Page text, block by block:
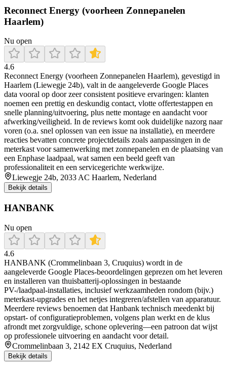
Reconnect Energy (voorheen Zonnepanelen
Haarlem)
Nu open
4.6
Reconnect Energy (voorheen Zonnepanelen Haarlem), gevestigd in
Haarlem (Liewegje 24b), valt in de aangeleverde Google Places
data vooral op door zeer consistent positieve ervaringen: klanten
noemen een prettig en deskundig contact, vlotte offertestappen en
snelle planning/uitvoering, plus nette montage en aandacht voor
afwerking/veiligheid. In de reviews komt ook duidelijke nazorg naar
voren (o.a. snel oplossen van een issue na installatie), en meerdere
reacties bevatten concrete projectdetails zoals aanpassingen in de
meterkast voor samenwerking met zonnepanelen en de plaatsing van
een Enphase laadpaal, wat samen een beeld geeft van
professionaliteit en een servicegerichte werkwijze.
Liewegje 24b, 2033 AC Haarlem, Nederland
Bekijk details
HANBANK
Nu open
4.6
HANBANK (Crommelinbaan 3, Cruquius) wordt in de
aangeleverde Google Places-beoordelingen geprezen om het leveren
en installeren van thuisbatterij-oplossingen in bestaande
PV-/laadpaal-installaties, inclusief werkzaamheden rondom (bijv.)
meterkast-upgrades en het netjes integreren/afstellen van apparatuur.
Meerdere reviews benoemen dat Hanbank technisch meedenkt bij
opstart- of configuratieproblemen, volgens plan werkt en de klus
afrondt met zorgvuldige, schone oplevering—een patroon dat wijst
op professionele uitvoering en aandacht voor detail.
Crommelinbaan 3, 2142 EX Cruquius, Nederland
Bekijk details